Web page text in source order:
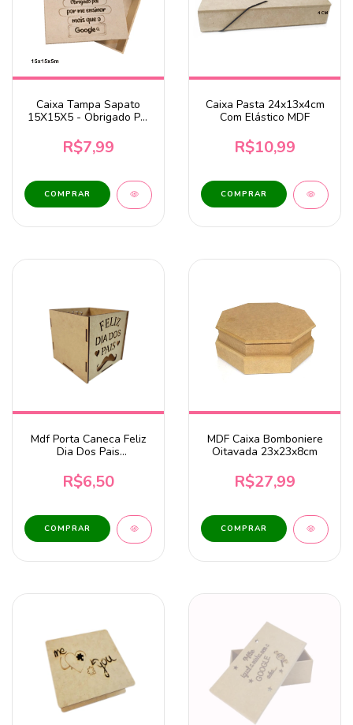
Caixa Tampa Sapato
15X15X5 - Obrigado Pai
O Google - MDF
R$7,99
Caixa Pasta 24x13x4cm
Com Elástico MDF
R$10,99
Mdf Porta Caneca Feliz
Dia Dos Pais
R$6,50
MDF Caixa Bomboniere
Oitavada 23x23x8cm
R$27,99